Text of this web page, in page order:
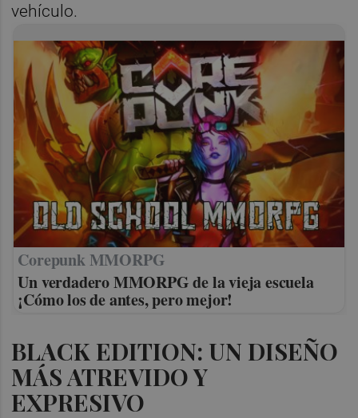
vehículo.
Corepunk MMORPG
Un verdadero MMORPG de la vieja escuela
¡Cómo los de antes, pero mejor!
BLACK EDITION: UN DISEÑO
MÁS ATREVIDO Y
EXPRESIVO